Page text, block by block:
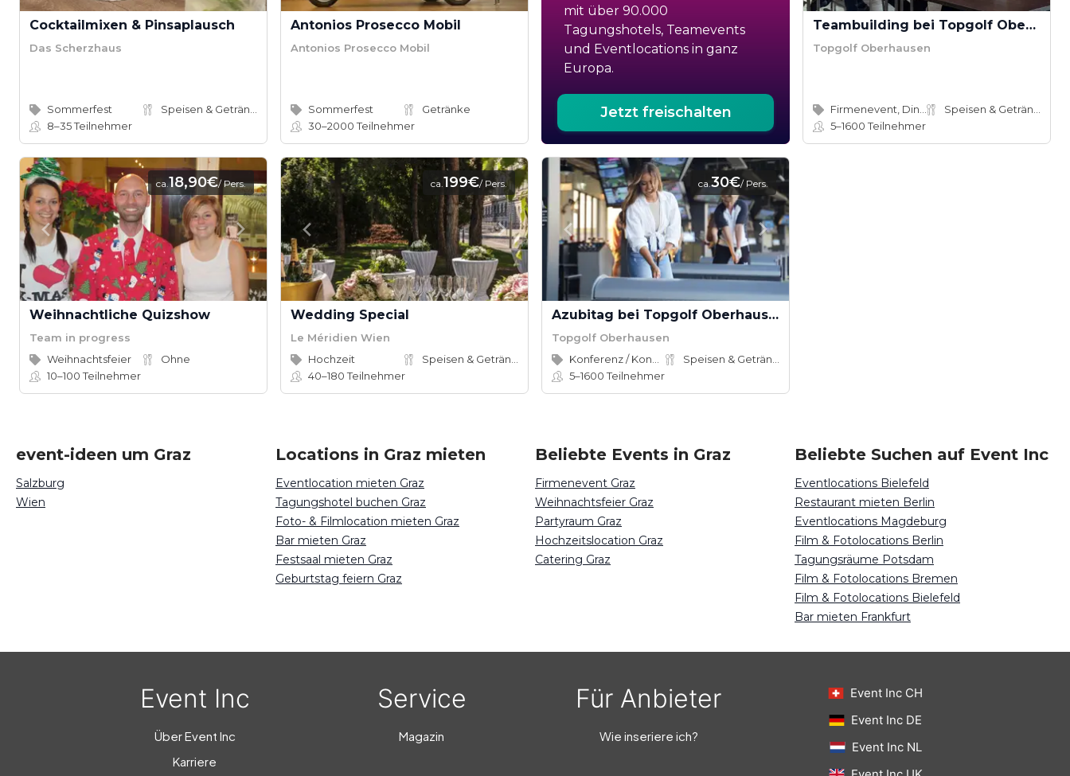
Cocktailmixen & Pinsaplausch
Das Scherzhaus
Sommerfest
8–35Teilnehmer
Antonios Prosecco Mobil
Antonios Prosecco Mobil
Sommerfest
Getränke
30–2000Teilnehmer
mit über 90.000
Tagungshotels, Teamevents
und Eventlocations in ganz
Europa.
Jetzt freischalten
Teambuilding bei Topgolf Oberhausen
Topgolf Oberhausen
5–1600Teilnehmer
ca.18,90€/ Pers.
Weihnachtliche Quizshow
Team in progress
Weihnachtsfeier
Ohne
10–100Teilnehmer
ca.199€/ Pers.
Wedding Special
Le Méridien Wien
Hochzeit
40–180Teilnehmer
ca.30€/ Pers.
Azubitag bei Topgolf Oberhausen
Topgolf Oberhausen
5–1600Teilnehmer
event-ideen um Graz
Salzburg
Wien
Locations in Graz mieten
Eventlocation mieten Graz
Tagungshotel buchen Graz
Foto- & Filmlocation mieten Graz
Bar mieten Graz
Festsaal mieten Graz
Geburtstag feiern Graz
Beliebte Events in Graz
Firmenevent Graz
Weihnachtsfeier Graz
Partyraum Graz
Hochzeitslocation Graz
Catering Graz
Beliebte Suchen auf Event Inc
Eventlocations Bielefeld
Restaurant mieten Berlin
Eventlocations Magdeburg
Film & Fotolocations Berlin
Tagungsräume Potsdam
Film & Fotolocations Bremen
Film & Fotolocations Bielefeld
Bar mieten Frankfurt
Event Inc
Über Event Inc
Karriere
Service
Magazin
Für Anbieter
Wie inseriere ich?
Event Inc CH
Event Inc DE
Event Inc NL